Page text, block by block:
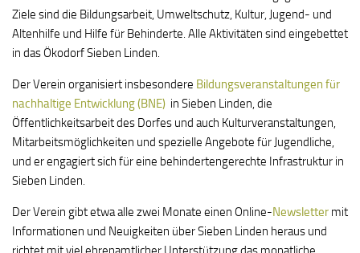
Ziele sind die Bildungsarbeit, Umweltschutz, Kultur, Jugend- und
Altenhilfe und Hilfe für Behinderte. Alle Aktivitäten sind eingebettet
in das Ökodorf Sieben Linden.
Der Verein organisiert insbesondere Bildungsveranstaltungen für
nachhaltige Entwicklung (BNE) in Sieben Linden, die
Öffentlichkeitsarbeit des Dorfes und auch Kulturveranstaltungen,
Mitarbeitsmöglichkeiten und spezielle Angebote für Jugendliche,
und er engagiert sich für eine behindertengerechte Infrastruktur in
Sieben Linden.
Der Verein gibt etwa alle zwei Monate einen Online-Newsletter mit
Informationen und Neuigkeiten über Sieben Linden heraus und